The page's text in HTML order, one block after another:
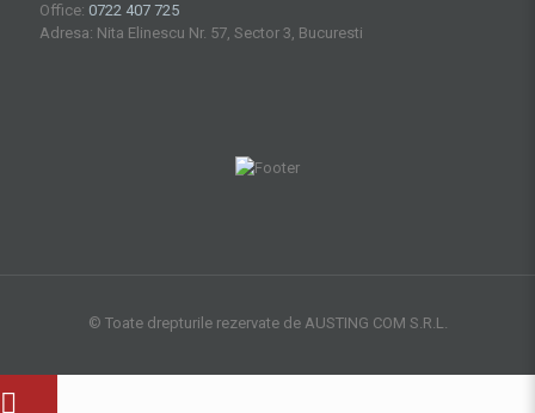
Office: 0722 407 725
Adresa: Nita Elinescu Nr. 57, Sector 3, Bucuresti
© Toate drepturile rezervate de AUSTING COM S.R.L.